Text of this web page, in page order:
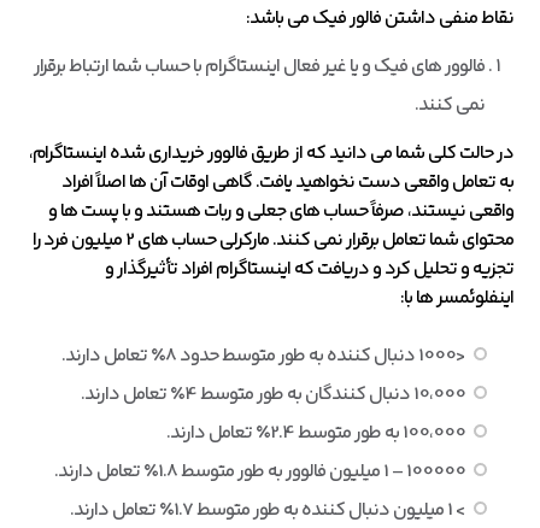
نقاط منفی داشتن فالور فیک می باشد:
فالوور های فیک و یا غیر فعال اینستاگرام با حساب شما ارتباط برقرار
نمی کنند.
در حالت کلی شما می دانید که از طریق فالوور خریداری شده اینستاگرام،
به تعامل واقعی دست نخواهید یافت. گاهی اوقات آن ها اصلاً افراد
واقعی نیستند، صرفاً حساب های جعلی و ربات هستند و با پست ها و
محتوای شما تعامل برقرار نمی کنند. مارکرلی حساب های 2 میلیون فرد را
تجزیه و تحلیل کرد و دریافت که اینستاگرام افراد تأثیرگذار و
اینفلوئمسر ها با:
<1000 دنبال کننده به طور متوسط ​​حدود 8٪ تعامل دارند.
10،000 دنبال کنندگان به طور متوسط ​​4٪ تعامل دارند.
100،000 به ​​طور متوسط ​​2.4٪ تعامل دارند.
100000 – 1 میلیون فالوور به طور متوسط ​​1.8٪ تعامل دارند.
> 1 میلیون دنبال کننده به طور متوسط ​​1.7٪ تعامل دارند.